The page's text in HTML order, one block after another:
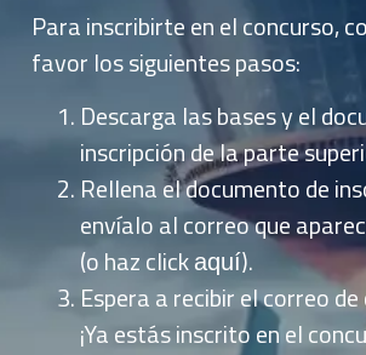
Para inscribirte en el concurso,
favor los siguientes pasos:
Descarga las bases y el
inscripción de la parte
Rellena el documento de
envíalo al correo que
(o haz click aquí).
Espera a recibir el correo
¡Ya estás inscrito en el